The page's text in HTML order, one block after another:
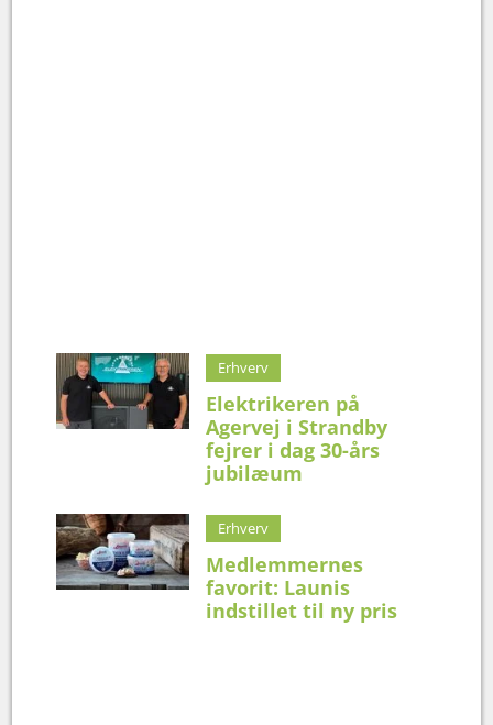
Erhverv
Elektrikeren på
Agervej i Strandby
fejrer i dag 30-års
jubilæum
Erhverv
Medlemmernes
favorit: Launis
indstillet til ny pris